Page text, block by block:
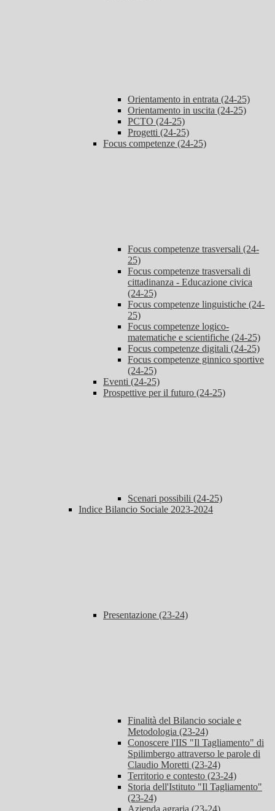
Orientamento in entrata (24-25)
Orientamento in uscita (24-25)
PCTO (24-25)
Progetti (24-25)
Focus competenze (24-25)
Focus competenze trasversali (24-
25)
Focus competenze trasversali di
cittadinanza - Educazione civica
(24-25)
Focus competenze linguistiche (24-
25)
Focus competenze logico-
matematiche e scientifiche (24-25)
Focus competenze digitali (24-25)
Focus competenze ginnico sportive
(24-25)
Eventi (24-25)
Prospettive per il futuro (24-25)
Scenari possibili (24-25)
Indice Bilancio Sociale 2023-2024
Presentazione (23-24)
Finalità del Bilancio sociale e
Metodologia (23-24)
Conoscere l'IIS "Il Tagliamento" di
Spilimbergo attraverso le parole di
Claudio Moretti (23-24)
Territorio e contesto (23-24)
Storia dell'Istituto "Il Tagliamento"
(23-24)